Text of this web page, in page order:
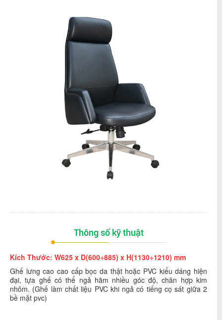
Thông số kỹ thuật
Kích Thước: W625 x D(600÷885) x H(1130÷1210) mm
Ghế lưng cao cao cấp bọc da thật hoặc PVC kiểu dáng hiện
đại, tựa ghế có thể ngả hãm nhiều góc độ, chân hợp kim
nhôm. (Ghế làm chất liệu PVC khi ngả có tiếng cọ sát giữa 2
bề mặt pvc)